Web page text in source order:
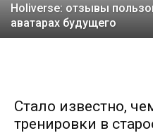
Holiverse: отзывы
аватарах будущего
Стало известно,
тренировки в